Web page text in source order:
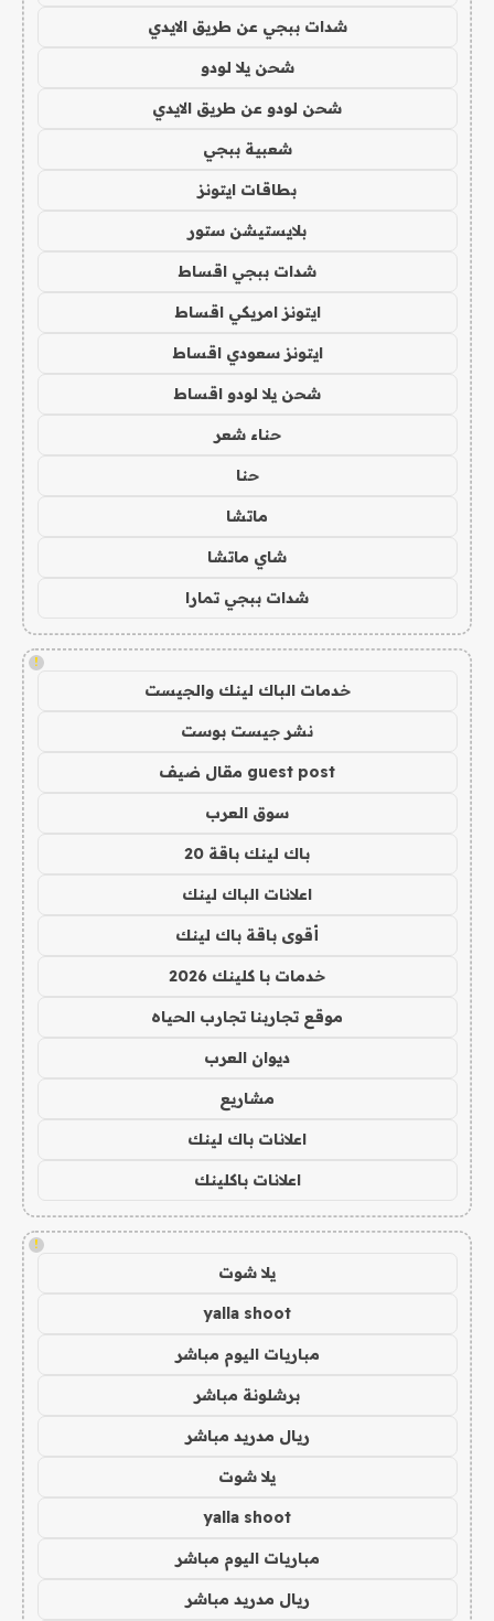
شدات ببجي عن طريق الايدي
شحن يلا لودو
شحن لودو عن طريق الايدي
شعبية ببجي
بطاقات ايتونز
بلايستيشن ستور
شدات ببجي اقساط
ايتونز امريكي اقساط
ايتونز سعودي اقساط
شحن يلا لودو اقساط
حناء شعر
حنا
ماتشا
شاي ماتشا
شدات ببجي تمارا
!
خدمات الباك لينك والجيست
نشر جيست بوست
guest post مقال ضيف
سوق العرب
باك لينك باقة 20
اعلانات الباك لينك
أقوى باقة باك لينك
خدمات با كلينك 2026
موقع تجاربنا تجارب الحياه
ديوان العرب
مشاريع
اعلانات باك لينك
اعلانات باكلينك
!
يلا شوت
yalla shoot
مباريات اليوم مباشر
برشلونة مباشر
ريال مدريد مباشر
يلا شوت
yalla shoot
مباريات اليوم مباشر
ريال مدريد مباشر